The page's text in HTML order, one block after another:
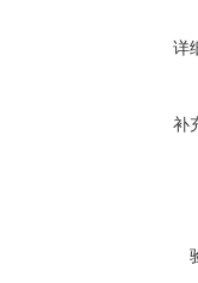
详
补